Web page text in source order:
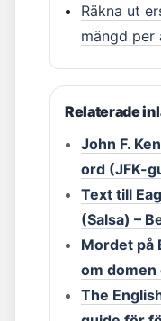
Räkna ut
mängd per
Relaterade
John F.
ord (JFK-
Text till
(Salsa) –
Mordet på
om
The